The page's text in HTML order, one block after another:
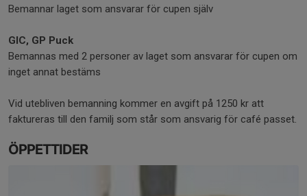
Bemannar laget som ansvarar för cupen själv
GIC, GP Puck
Bemannas med 2 personer av laget som ansvarar för cupen om
inget annat bestäms
Vid utebliven bemanning kommer en avgift på 1250 kr att
faktureras till den familj som står som ansvarig för café passet.
ÖPPETTIDER